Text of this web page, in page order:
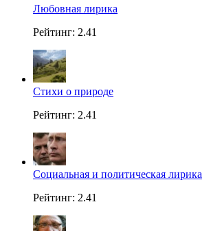
Любовная лирика
Рейтинг: 2.41
Стихи о природе
Рейтинг: 2.41
Социальная и политическая лирика
Рейтинг: 2.41